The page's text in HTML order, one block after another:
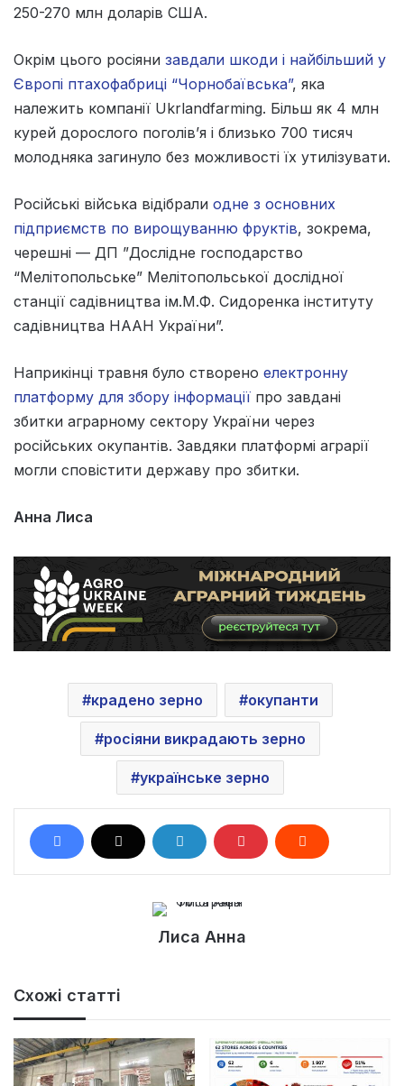
250-270 млн доларів США.
Окрім цього росіяни завдали шкоди і найбільший у
Європі птахофабриці “Чорнобаївська”, яка
належить компанії Ukrlandfarming. Більш як 4 млн
курей дорослого поголів’я і близько 700 тисяч
молодняка загинуло без можливості їх утилізувати.
Російські війська відібрали‎ одне з основних
підприємств по вирощуванню фруктів, зокрема,
черешні — ДП ”Дослідне господарство
“‎Мелітопольське”‎ Мелітопольської дослідної
станції садівництва ім.М.Ф. Сидоренка інституту
садівництва НААН України”.
Наприкінці травня було створено електронну
платформу для збору інформації про завдані
збитки аграрному сектору України через
російських окупантів. Завдяки платформі аграрії
могли сповістити державу про збитки.
Анна Лиса
крадено зерно окупанти
росіяни викрадають зерно
українське зерно
Лиса Анна
Схожі статті